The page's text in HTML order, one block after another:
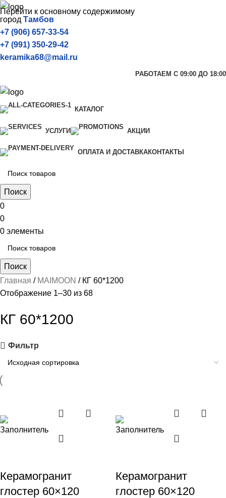
Перейти к основному содержимому
город Тамбов
+7 (906) 657-33-54
+7 (991) 350-29-42
keramika68@mail.ru
РАБОТАЕМ С 09:00 ДО 18:00
КАТАЛОГ
УСЛУГИ АКЦИИ
ОПЛАТА И ДОСТАВКАКОНТАКТЫ
Поиск
0
0
0 элементы
Поиск
Главная
MAIMOON
КГ 60*1200
Отображение 1–30 из 68
КГ 60*1200
Фильтр
Керамогранит
глостер 60×120
Керамогранит
глостер 60×120